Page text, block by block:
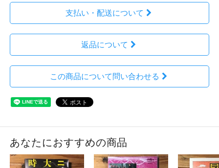
支払い・配送について
返品について
この商品について問い合わせる
あなたにおすすめの商品